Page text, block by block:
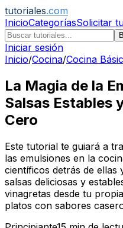
tutoriales.com
InicioCategoríasSolicitar
Iniciar sesión
Inicio/Cocina/Cocina
La Magia de la
Salsas Estables
Cero
Este tutorial te guiará a
las emulsiones en la
científicos detrás de
salsas deliciosas y
vinagretas desde tu
platos con sabores